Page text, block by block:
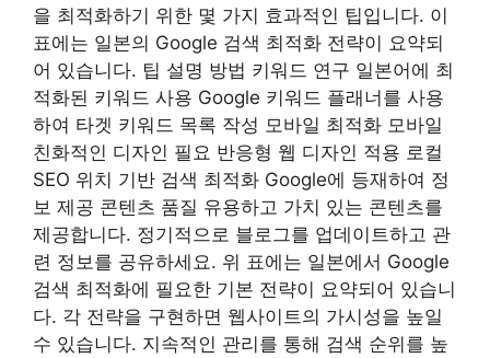
을 최적화하기 위한 몇 가지 효과적인 팁입니다. 이
표에는 일본의 Google 검색 최적화 전략이 요약되
어 있습니다. 팁 설명 방법 키워드 연구 일본어에 최
적화된 키워드 사용 Google 키워드 플래너를 사용
하여 타겟 키워드 목록 작성 모바일 최적화 모바일
친화적인 디자인 필요 반응형 웹 디자인 적용 로컬
SEO 위치 기반 검색 최적화 Google에 등재하여 정
보 제공 콘텐츠 품질 유용하고 가치 있는 콘텐츠를
제공합니다. 정기적으로 블로그를 업데이트하고 관
련 정보를 공유하세요. 위 표에는 일본에서 Google
검색 최적화에 필요한 기본 전략이 요약되어 있습니
다. 각 전략을 구현하면 웹사이트의 가시성을 높일
수 있습니다. 지속적인 관리를 통해 검색 순위를 높